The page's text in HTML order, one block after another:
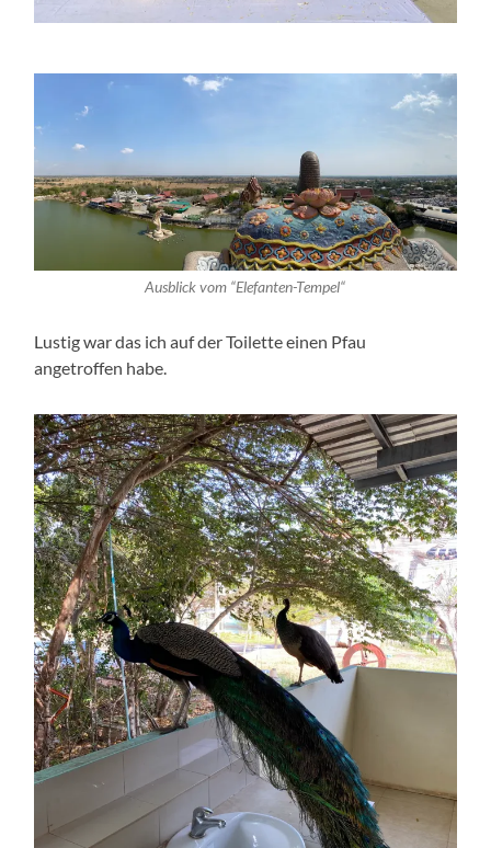
Ausblick vom “Elefanten-Tempel“
Lustig war das ich auf der Toilette einen Pfau
angetroffen habe.